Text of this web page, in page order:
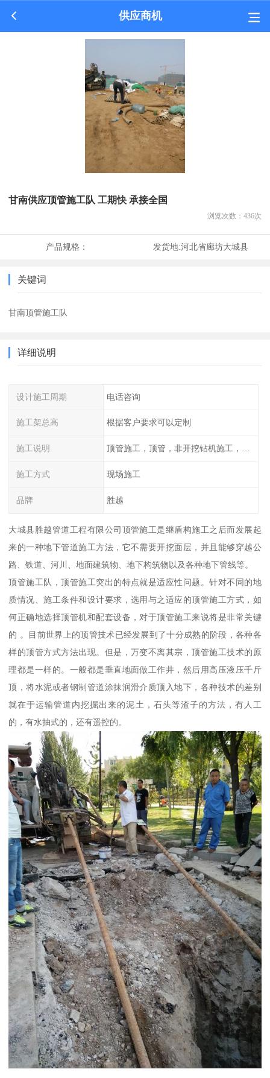
供应商机
甘南供应顶管施工队 工期快 承接全国
浏览次数： 436次
产品规格： 发货地:河北省廊坊大城县
关键词
甘南顶管施工队
详细说明
设计施工周期 电话咨询
施工架总高 根据客户要求可以定制
施工说明 顶管施工，顶管，非开挖钻机施工，管道工程，管道施工，顶拉管施工，水平定向钻机施工，顶管施工方案，顶管
施工方式 现场施工
品牌 胜越
大城县胜越管道工程有限公司顶管施工是继盾构施工之后而发展起
来的一种地下管道施工方法，它不需要开挖面层，并且能够穿越公
路、铁道、河川、地面建筑物、地下构筑物以及各种地下管线等。
顶管施工队，顶管施工突出的特点就是适应性问题。针对不同的地
质情况、施工条件和设计要求，选用与之适应的顶管施工方式，如
何正确地选择顶管机和配套设备，对于顶管施工来说将是非常关键
的 。目前世界上的顶管技术已经发展到了十分成熟的阶段，各种各
样的顶管方式方法出现。但是，万变不离其宗，顶管施工技术的原
理都是一样的。一般都是垂直地面做工作井，然后用高压液压千斤
顶，将水泥或者钢制管道涂抹润滑介质顶入地下，各种技术的差别
就在于运输管道内挖掘出来的泥土，石头等渣子的方法，有人工
的，有水抽式的，还有遥控的。